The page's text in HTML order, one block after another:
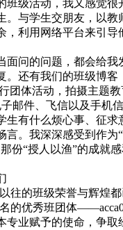
班级活动，我又感觉很
。与学生交朋友，以教
，利用网络平台来引导
问的问题，都会给我
。还有我们的班级博客
团体活动，拍摄主题
邮件、飞信以及手机
生有什么烦心事、征求
。我深深感受到作为
份“授人以渔”的成就
往的班级荣誉与辉煌都
的优秀班团体
专业赋予的使命，争取